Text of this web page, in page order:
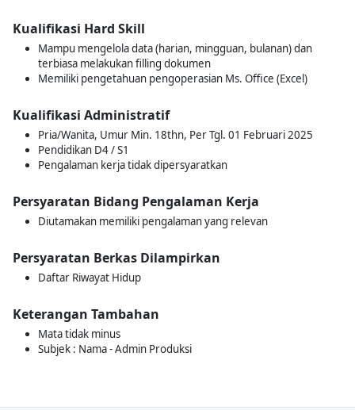
Kualifikasi Hard Skill
Mampu mengelola data (harian, mingguan, bulanan) dan
terbiasa melakukan filling dokumen
Memiliki pengetahuan pengoperasian Ms. Office (Excel)
Kualifikasi Administratif
Pria/Wanita, Umur Min. 18thn, Per Tgl. 01 Februari 2025
Pendidikan D4 / S1
Pengalaman kerja tidak dipersyaratkan
Persyaratan Bidang Pengalaman Kerja
Diutamakan memiliki pengalaman yang relevan
Persyaratan Berkas Dilampirkan
Daftar Riwayat Hidup
Keterangan Tambahan
Mata tidak minus
Subjek : Nama - Admin Produksi